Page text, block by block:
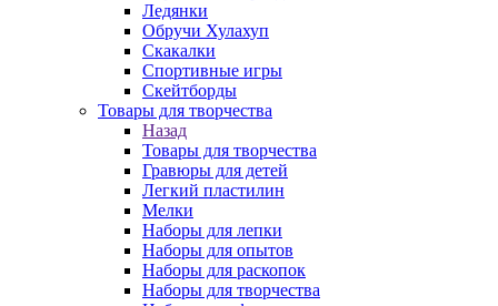
Ледянки
Обручи Хулахуп
Скакалки
Спортивные игры
Скейтборды
Товары для творчества
Назад
Товары для творчества
Гравюры для детей
Легкий пластилин
Мелки
Наборы для лепки
Наборы для опытов
Наборы для раскопок
Наборы для творчества